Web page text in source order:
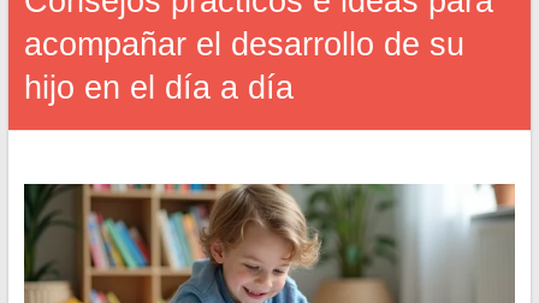
acompañar el desarrollo de su
hijo en el día a día